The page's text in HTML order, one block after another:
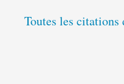
Toutes les